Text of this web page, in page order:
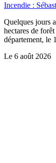
Incendie :
Quelques jours
hectares de
département, le
Le 6 août 2026